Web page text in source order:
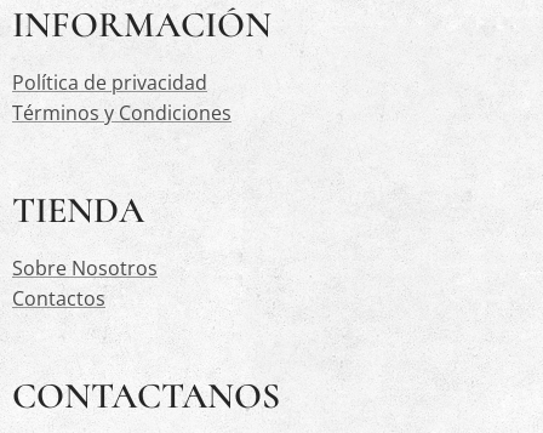
INFORMACIÓN
Política de privacidad
Términos y Condiciones
TIENDA
Sobre Nosotros
Contactos
CONTACTANOS